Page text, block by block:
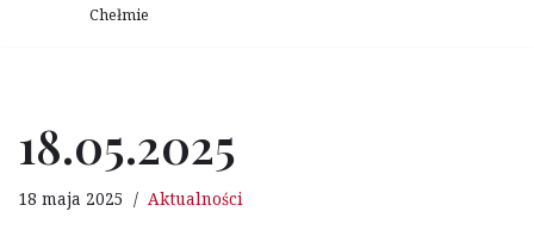
Chełmie
18.05.2025
18 maja 2025 Aktualności